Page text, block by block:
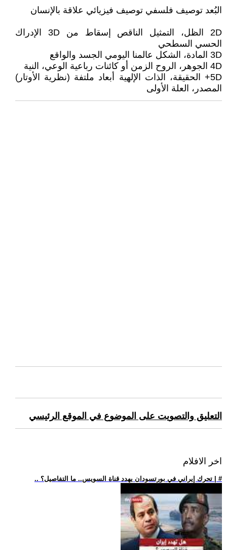
البُعد توصيف فلسفي توصيف فيزيائي علاقة بالإنسان
2D الظل، التمثيل الناقص إسقاط من 3D الإدراك
الحسي السطحي
3D المادة، الشكل عالمنا اليومي الجسد والواقع
4D الجوهر، الروح الزمن أو كائنات رباعية الوعي، النية
5D+ الحقيقة، الذات الإلهية أبعاد ملتفة (نظرية الأوتار)
المصدر، العلة الأولى
التعليق والتصويت على الموضوع في الموقع الرئيسي
اخر الافلام
.. تحرك إيراني في بورتسودان يهدد قناة السويس.. ما التفاصيل؟ | #